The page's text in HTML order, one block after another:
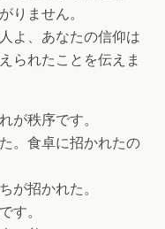
りません。
よ、あなたの信仰は
られたことを伝えま
が秩序です。
。食卓に招かれたの
が招かれた。
す。